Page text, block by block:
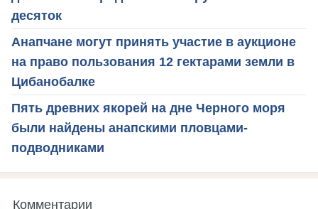
десяток
Анапчане могут принять участие в аукционе
на право пользования 12 гектарами земли в
Цибанобалке
Пять древних якорей на дне Черного моря
были найдены анапскими пловцами-
подводниками
Комментарии